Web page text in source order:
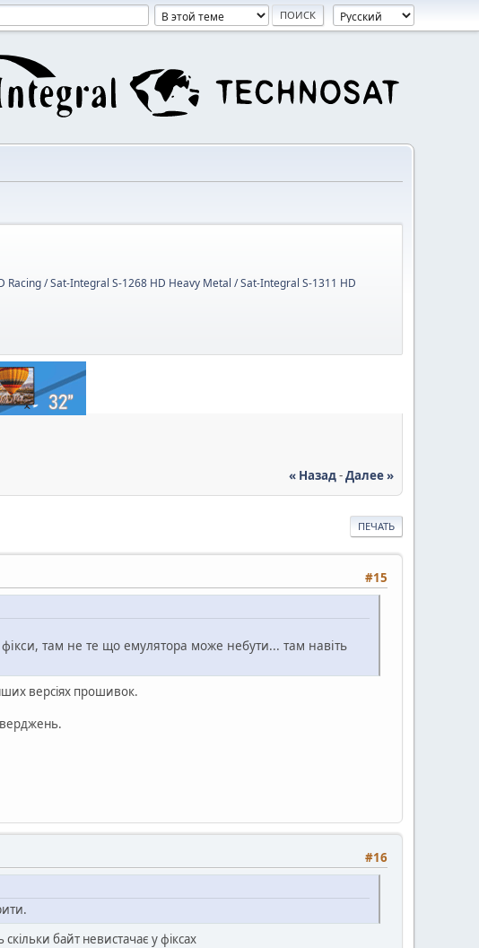
/ Sat-Integral S-1268 HD Heavy Metal / Sat-Integral S-1311 HD
« Назад-Далее »
ПЕЧАТЬ
#15
там не те що емулятора може небути... там навіть
версіях прошивок.
#16
байт невистачає у фіксах